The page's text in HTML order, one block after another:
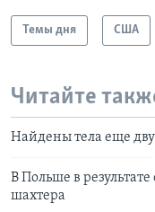
Темы дня США
Читайте
Найдены тела еще
В Польше в
шахтера